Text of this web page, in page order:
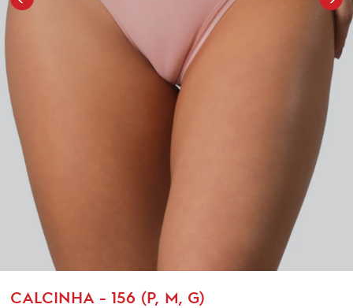
CALCINHA - 156 (P, M, G)